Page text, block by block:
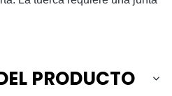
PRODUCTO